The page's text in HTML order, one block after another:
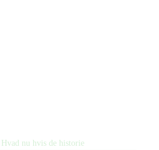
⁠ ⁠ Hvad nu hvis de historie